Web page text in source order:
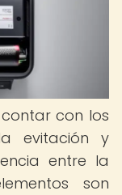
con los
evitación y
entre la
son